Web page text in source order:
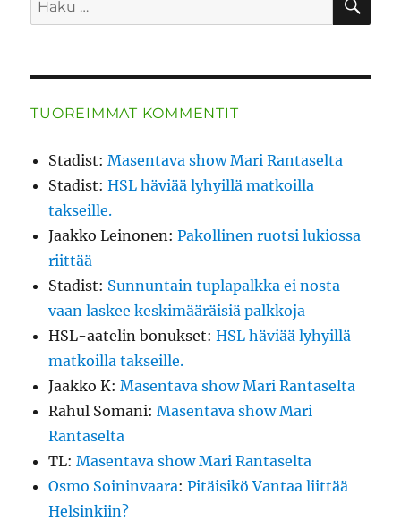
TUOREIMMAT KOMMENTIT
Stadist:Masentava show Mari Rantaselta
Stadist:HSL häviää lyhyillä matkoilla
takseille.
Jaakko Leinonen:Pakollinen ruotsi lukiossa
riittää
Stadist: Sunnuntain tuplapalkka ei nosta
vaan laskee keskimääräisiä palkkoja
HSL-aatelin bonukset:HSL häviää lyhyillä
matkoilla takseille.
Jaakko K:Masentava show Mari Rantaselta
Rahul Somani:Masentava show Mari
Rantaselta
TL:Masentava show Mari Rantaselta
Osmo Soininvaara:Pitäisikö Vantaa liittää
Helsinkiin?